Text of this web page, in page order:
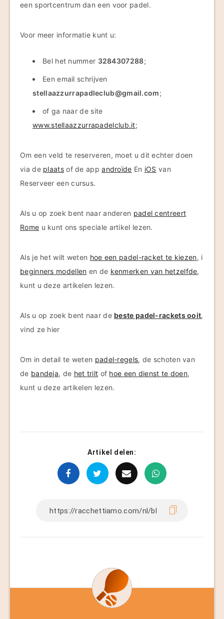
een sportcentrum dan een voor padel.
Voor meer informatie kunt u:
Bel het nummer 3284307288;
Een email schrijven
stellaazzurrapadleclub@gmail.com;
of ga naar de site
www.stellaazzurrapadelclub.it;
Om een veld te reserveren, moet u dit echter doen
via de plaatsof de appandroïde En iOS van
Reserveer een cursus.
Als u op zoek bent naar anderen padel centreert
Rome u kunt ons speciale artikel lezen.
Als je het wilt weten hoe een padel-racket te kiezen, i
beginners modellen en de kenmerken van hetzelfde,
kunt u deze artikelen lezen.
Als u op zoek bent naar de beste padel-rackets ooit,
vind ze hier
Om in detail te weten padel-regels, de schoten van
de bandeja, de het trilt of hoe een dienst te doen,
kunt u deze artikelen lezen.
Artikel delen: